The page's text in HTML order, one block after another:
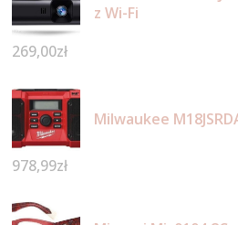
z Wi-Fi
269,00zł
Milwaukee
978,99zł